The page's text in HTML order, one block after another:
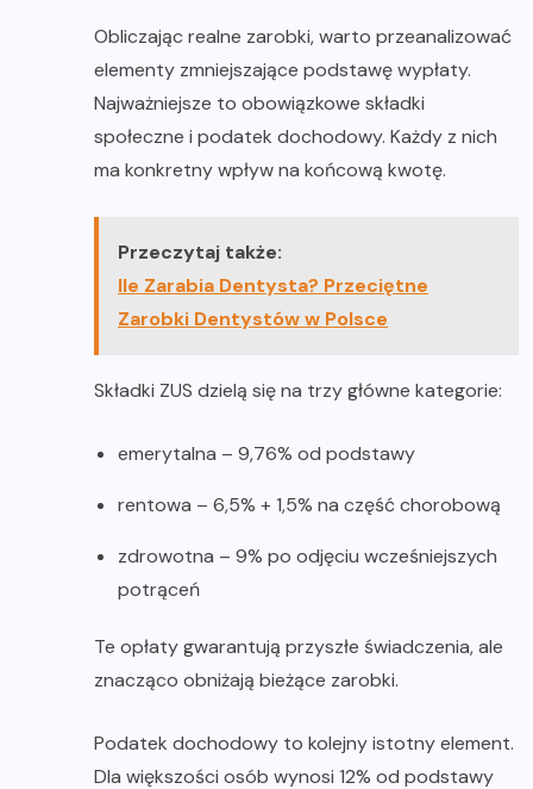
Obliczając realne zarobki, warto przeanalizować
elementy zmniejszające podstawę wypłaty.
Najważniejsze to obowiązkowe składki
społeczne i podatek dochodowy. Każdy z nich
ma konkretny wpływ na końcową kwotę.
Przeczytaj także:
Ile Zarabia Dentysta? Przeciętne
Zarobki Dentystów w Polsce
Składki ZUS dzielą się na trzy główne kategorie:
emerytalna – 9,76% od podstawy
rentowa – 6,5% + 1,5% na część chorobową
zdrowotna – 9% po odjęciu wcześniejszych
potrąceń
Te opłaty gwarantują przyszłe świadczenia, ale
znacząco obniżają bieżące zarobki.
Podatek dochodowy to kolejny istotny element.
Dla większości osób wynosi 12% od podstawy